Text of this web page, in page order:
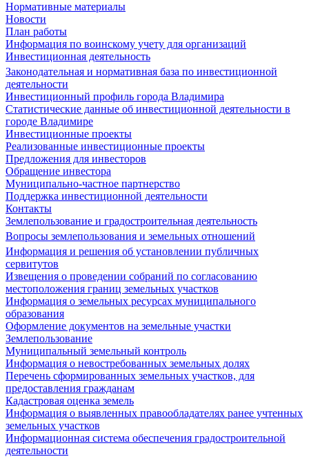
Нормативные материалы
Новости
План работы
Информация по воинскому учету для организаций
Инвестиционная деятельность
Законодательная и нормативная база по инвестиционной
деятельности
Инвестиционный профиль города Владимира
Статистические данные об инвестиционной деятельности в
городе Владимире
Инвестиционные проекты
Реализованные инвестиционные проекты
Предложения для инвесторов
Обращение инвестора
Муниципально-частное партнерство
Поддержка инвестиционной деятельности
Контакты
Землепользование и градостроительная деятельность
Вопросы землепользования и земельных отношений
Информация и решения об установлении публичных
сервитутов
Извещения о проведении собраний по согласованию
местоположения границ земельных участков
Информация о земельных ресурсах муниципального
образования
Оформление документов на земельные участки
Землепользование
Муниципальный земельный контроль
Информация о невостребованных земельных долях
Перечень сформированных земельных участков, для
предоставления гражданам
Кадастровая оценка земель
Информация о выявленных правообладателях ранее учтенных
земельных участков
Информационная система обеспечения градостроительной
деятельности